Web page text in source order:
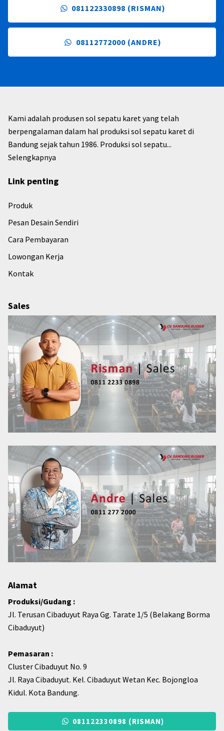
081122330898 (RISMAN)
08112772000 (ANDRE)
Kami adalah produsen sol sepatu karet yang telah
berpengalaman dalam hal produksi sol sepatu karet di
Bandung sejak tahun 1986. Produksi sol sepatu...
Selengkapnya
Link penting
Produk
Pesan Desain Sendiri
Cara Pembayaran
Lowongan Kerja
Kontak
Sales
Alamat
Produksi/Gudang :
Jl. Terusan Cibaduyut Raya Gg. Tarate 1/5 (Belakang Borma
Cibaduyut)
Pemasaran :
Cluster Cibaduyut No. 9
Jl. Raya Cibaduyut. Kel. Cibaduyut Wetan Kec. Bojongloa
Kidul. Kota Bandung.
081122330898 (RISMAN)